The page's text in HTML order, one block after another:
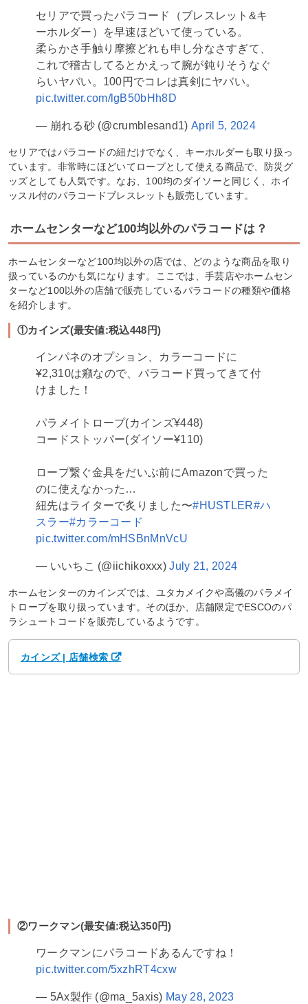
セリアで買ったパラコード（ブレスレット&キ
ーホルダー）を早速ほどいて使っている。
柔らかさ手触り摩擦どれも申し分なさすぎて、
これで稽古してるとかえって腕が鈍りそうなぐ
らいヤバい。100円でコレは真剣にヤバい。
pic.twitter.com/lgB50bHh8D
— 崩れる砂 (@crumblesand1) April 5, 2024
セリアではパラコードの紐だけでなく、キーホルダーも取り扱っ
ています。非常時にほどいてロープとして使える商品で、防災グ
ッズとしても人気です。なお、100均のダイソーと同じく、ホイ
ッスル付のパラコードブレスレットも販売しています。
ホームセンターなど100均以外のパラコードは？
ホームセンターなど100均以外の店では、どのような商品を取り
扱っているのかも気になります。ここでは、手芸店やホームセン
ターなど100以外の店舗で販売しているパラコードの種類や価格
を紹介します。
①カインズ(最安値:税込448円)
インパネのオプション、カラーコードに
¥2,310は癪なので、パラコード買ってきて付
けました！
パラメイトロープ(カインズ¥448)
コードストッパー(ダイソー¥110)
ロープ繋ぐ金具をだいぶ前にAmazonで買った
のに使えなかった…
紐先はライターで炙りました〜#HUSTLER#ハ
スラー#カラーコード
pic.twitter.com/mHSBnMnVcU
— いいちこ (@iichikoxxx)July 21, 2024
ホームセンターのカインズでは、ユタカメイクや高儀のパラメイ
トロープを取り扱っています。そのほか、店舗限定でESCOのパ
ラシュートコードを販売しているようです。
カインズ | 店舗検索
②ワークマン(最安値:税込350円)
ワークマンにパラコードあるんですね！
pic.twitter.com/5xzhRT4cxw
— 5Ax製作 (@ma_5axis) May 28, 2023